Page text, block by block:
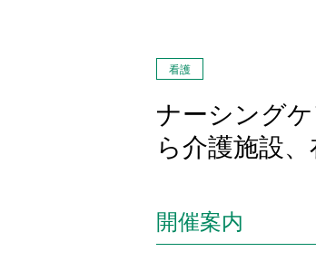
看護
ナーシング
ら介護施設
開催案内